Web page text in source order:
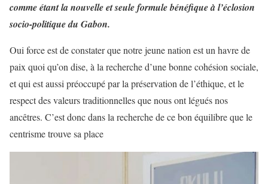
comme étant la nouvelle et seule formule bénéfique à l’éclosion
socio-politique du Gabon.
Oui force est de constater que notre jeune nation est un havre de
paix quoi qu’on dise, à la recherche d’une bonne cohésion sociale,
et qui est aussi préoccupé par la préservation de l’éthique, et le
respect des valeurs traditionnelles que nous ont légués nos
ancêtres. C’est donc dans la recherche de ce bon équilibre que le
centrisme trouve sa place